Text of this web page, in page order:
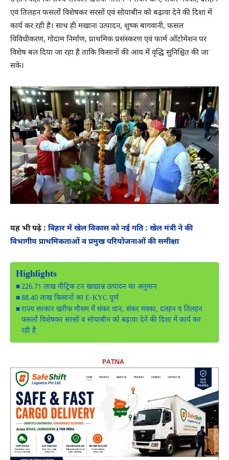
एवं तिलहन फसलों विशेषकर सरसों एवं सोयाबीन को बढ़ावा देने की दिशा में
कार्य कर रही है। साथ ही मखाना उत्पादन, शुष्क बागवानी, फसल
विविधीकरण, गोदाम निर्माण, प्राथमिक प्रसंस्करण एवं फार्म ऑटोमेशन पर
विशेष बल दिया जा रहा है ताकि किसानों की आय में वृद्धि सुनिश्चित की जा
सके।
यह भी पढ़े : बिहार में खेल विकास को नई गति : खेल मंत्री ने की
विभागीय प्राथमिकताओं व प्रमुख परियोजनाओं की समीक्षा
Highlights
226.71 लाख मीट्रिक टन खाद्यान्न उत्पादन का अनुमान
88.40 लाख किसानों का E-KYC पूर्ण
राज्य सरकार खरीफ मौसम में संकर धान, संकर मक्का, दलहन व तिलहन
फसलों विशेषकर सरसों व सोयाबीन को बढ़ावा देने की दिशा में कार्य कर
रही है
PATNA